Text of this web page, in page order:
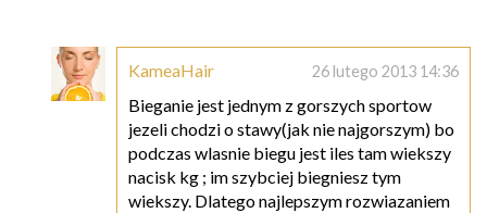
KameaHair 26 lutego 2013 14:36
Bieganie jest jednym z gorszych sportow
jezeli chodzi o stawy(jak nie najgorszym) bo
podczas wlasnie biegu jest iles tam wiekszy
nacisk kg ; im szybciej biegniesz tym
wiekszy. Dlatego najlepszym rozwiazaniem